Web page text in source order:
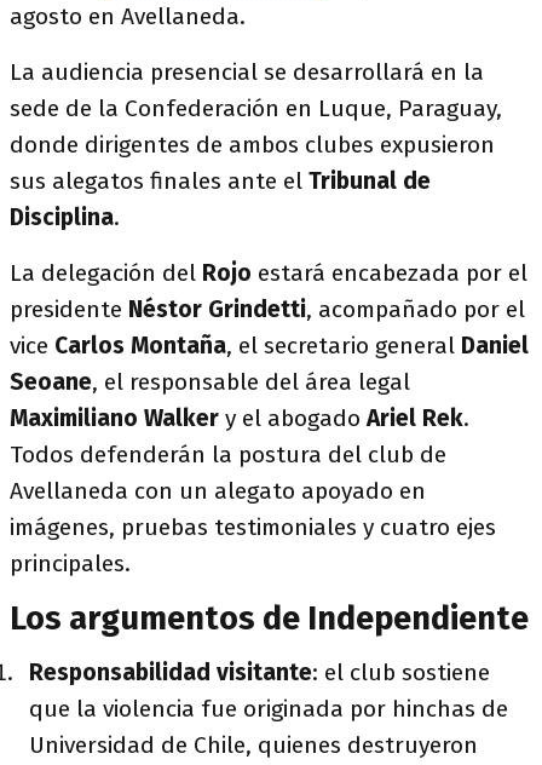
agosto en Avellaneda.
La audiencia presencial se desarrollará en la
sede de la Confederación en Luque, Paraguay,
donde dirigentes de ambos clubes expusieron
sus alegatos finales ante el Tribunal de
Disciplina.
La delegación del Rojo estará encabezada por el
presidente Néstor Grindetti, acompañado por el
vice Carlos Montaña, el secretario general Daniel
Seoane, el responsable del área legal
Maximiliano Walker y el abogadoAriel Rek.
Todos defenderán la postura del club de
Avellaneda con un alegato apoyado en
imágenes, pruebas testimoniales y cuatro ejes
principales.
Los argumentos de Independiente
Responsabilidad visitante: el club sostiene
que la violencia fue originada por hinchas de
Universidad de Chile, quienes destruyeron